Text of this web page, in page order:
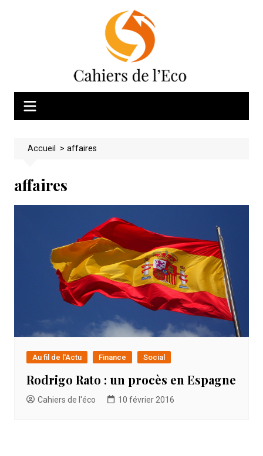
Accueil >affaires
affaires
Au fil de l'Actu Finance Social
Rodrigo Rato : un procès en Espagne
Cahiers de l'éco 10 février 2016